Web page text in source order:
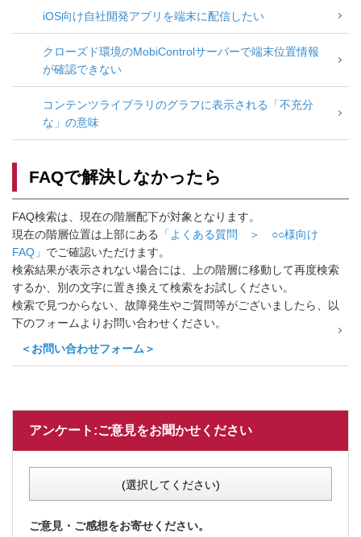
iOS向け自社開発アプリを端末に配信したい
クローズド環境のMobiControlサーバーで端末位置情報
が確認できない
コンテンツライブラリのグラフに表示される「不充分
な」の意味
FAQで解決しなかったら
FAQ検索は、現在の階層配下が対象となります。
現在の階層位置は上部にある
「よくある質問 ＞ ○○様向け
FAQ」 でご確認いただけます。
検索結果が表示されない場合には、上の階層に移動して再度検索
するか、別の文字に置き換えて検索をお試しください。
検索で見つからない、故障発生やご質問等がございましたら、以
下のフォームよりお問い合わせください。
＜お問い合わせフォーム＞
アンケート:ご意見をお聞かせください
(選択してください)
ご意見・ご感想をお寄せください。